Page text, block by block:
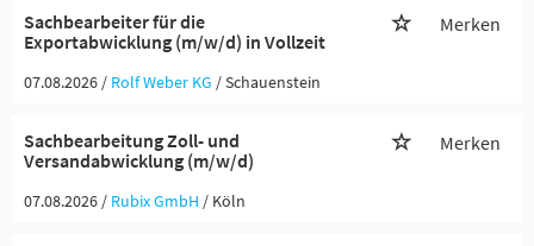
Sachbearbeiter für die
Exportabwicklung (m/w/d) in Vollzeit
Merken
07.08.2026 / Rolf Weber KG / Schauenstein
Sachbearbeitung Zoll- und
Versandabwicklung (m/w/d)
Merken
07.08.2026 / Rubix GmbH / Köln